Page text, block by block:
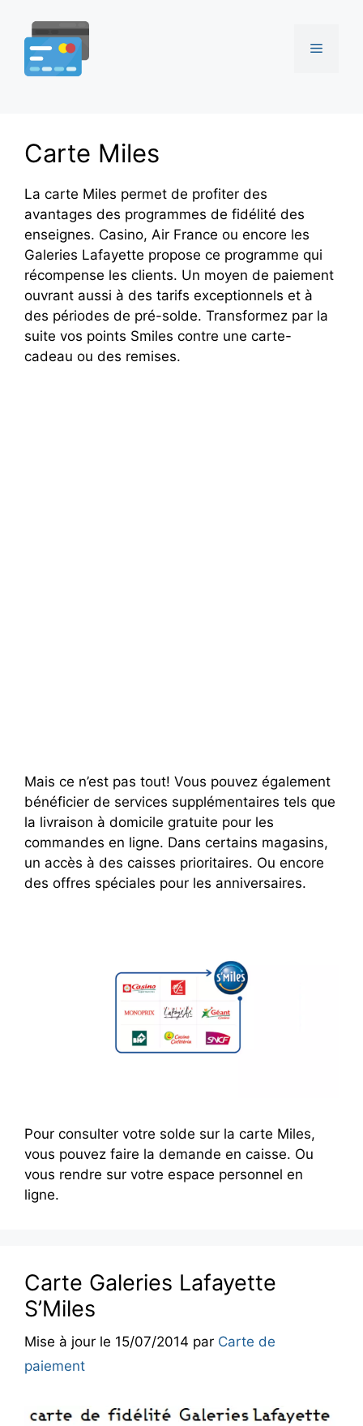
contenu
Menu
Carte Miles
La carte Miles permet de profiter des
avantages des programmes de fidélité des
enseignes. Casino, Air France ou encore les
Galeries Lafayette propose ce programme qui
récompense les clients. Un moyen de paiement
ouvrant aussi à des tarifs exceptionnels et à
des périodes de pré-solde. Transformez par la
suite vos points Smiles contre une carte-
cadeau ou des remises.
Mais ce n’est pas tout! Vous pouvez également
bénéficier de services supplémentaires tels que
la livraison à domicile gratuite pour les
commandes en ligne. Dans certains magasins,
un accès à des caisses prioritaires. Ou encore
des offres spéciales pour les anniversaires.
Pour consulter votre solde sur la carte Miles,
vous pouvez faire la demande en caisse. Ou
vous rendre sur votre espace personnel en
ligne.
Carte Galeries Lafayette
S’Miles
Mise à jour le 15/07/2014 par Carte de
paiement